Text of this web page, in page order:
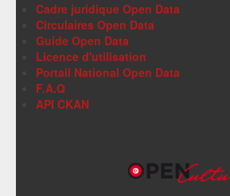
Cadre juridique Open Data
Circulaires Open Data
Guide Open Data
Licence d'utilisation
Portail National Open Data
F.A.Q
API CKAN